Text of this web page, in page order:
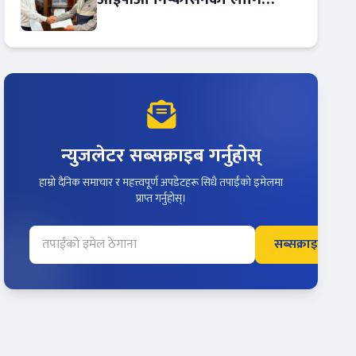
न्युजलेटर सब्सक्राइब गर्नुहोस्
हाम्रो दैनिक समाचार र महत्त्वपूर्ण अपडेटहरू सिधै तपाईंको इमेलमा
प्राप्त गर्नुहोस्।
सब्सक्राइब